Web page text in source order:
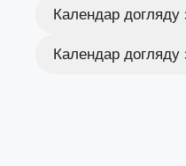
Календар догляду
Календар